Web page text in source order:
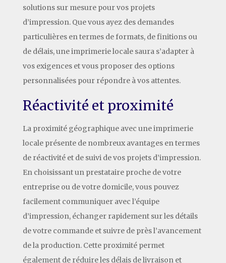
solutions sur mesure pour vos projets
d’impression. Que vous ayez des demandes
particulières en termes de formats, de finitions ou
de délais, une imprimerie locale saura s’adapter à
vos exigences et vous proposer des options
personnalisées pour répondre à vos attentes.
Réactivité et proximité
La proximité géographique avec une imprimerie
locale présente de nombreux avantages en termes
de réactivité et de suivi de vos projets d’impression.
En choisissant un prestataire proche de votre
entreprise ou de votre domicile, vous pouvez
facilement communiquer avec l’équipe
d’impression, échanger rapidement sur les détails
de votre commande et suivre de près l’avancement
de la production. Cette proximité permet
également de réduire les délais de livraison et